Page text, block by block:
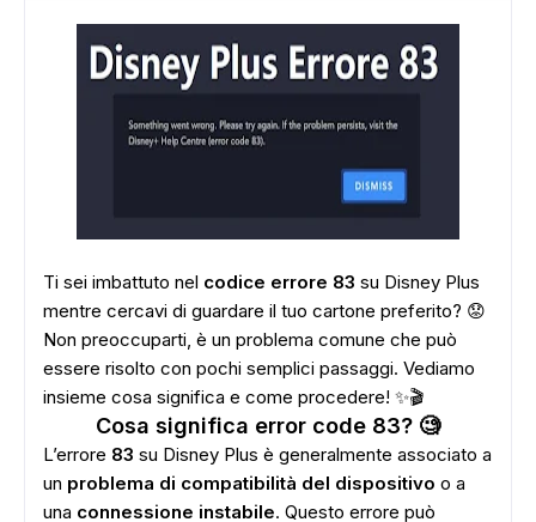
Ti sei imbattuto nel codice errore 83 su Disney Plus
mentre cercavi di guardare il tuo cartone preferito? 😟
Non preoccuparti, è un problema comune che può
essere risolto con pochi semplici passaggi. Vediamo
insieme cosa significa e come procedere! ✨🎬
Cosa significa error code 83? 🧐
L’errore 83 su Disney Plus è generalmente associato a
un problema di compatibilità del dispositivo o a
una connessione instabile. Questo errore può